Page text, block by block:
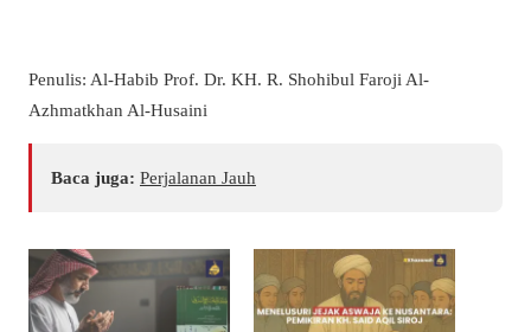
Penulis: Al-Habib Prof. Dr. KH. R. Shohibul Faroji Al-
Azhmatkhan Al-Husaini
Baca juga: Perjalanan Jauh